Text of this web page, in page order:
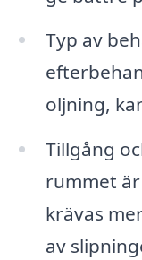
Typ av
oljning,
Tillgång
rummet
krävas
av